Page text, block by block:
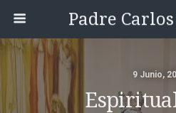
Padre
9 Junio,